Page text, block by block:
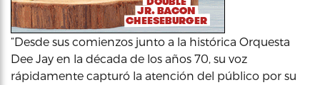
“Desde sus comienzos junto a la histórica Orquesta
Dee Jay en la década de los años 70, su voz
rápidamente capturó la atención del público por su